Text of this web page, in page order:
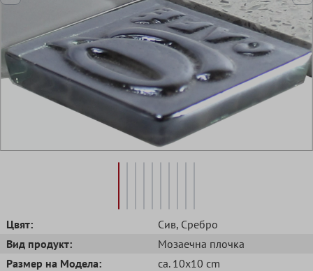
Цвят: Сив, Сребро
Вид продукт:
Mозаечна плочка
Размер на Модела:
ca. 10x10 cm